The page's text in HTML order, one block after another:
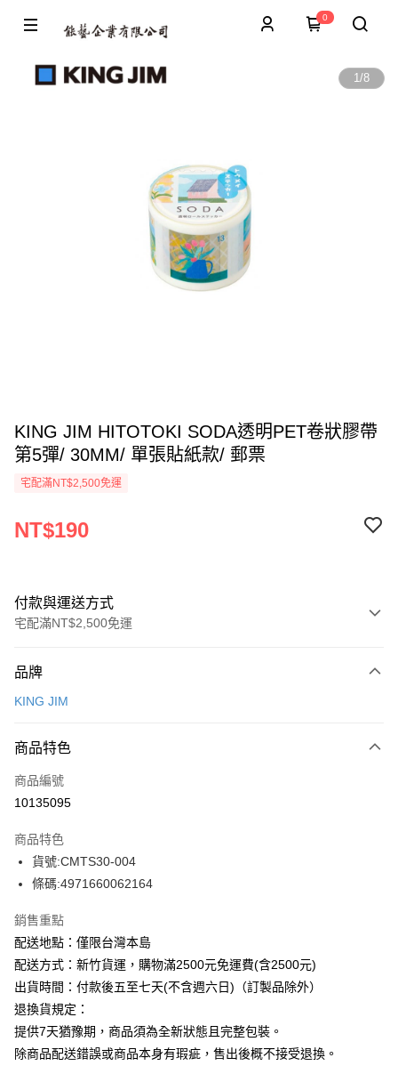
0
1/8
KING JIM HITOTOKI SODA透明PET卷狀膠帶
第5彈/ 30MM/ 單張貼紙款/ 郵票
宅配滿NT$2,500免運
NT$190
付款與運送方式
宅配滿NT$2,500免運
信用卡一次付款
下單前請先詢問庫存
每筆NT$130，滿NT$2,500(含以上)免運費
品牌
KING JIM
商品特色
商品編號
10135095
商品特色
貨號:CMTS30-004
條碼:4971660062164
銷售重點
配送地點：僅限台灣本島
配送方式：新竹貨運，購物滿2500元免運費(含2500元)
出貨時間：付款後五至七天(不含週六日)（訂製品除外）
退換貨規定：
提供7天猶豫期，商品須為全新狀態且完整包裝。
除商品配送錯誤或商品本身有瑕疵，售出後概不接受退換。